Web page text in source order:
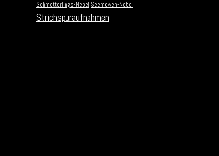
Schmetterlings-Nebel Seemöwen-Nebel
Strichspuraufnahmen